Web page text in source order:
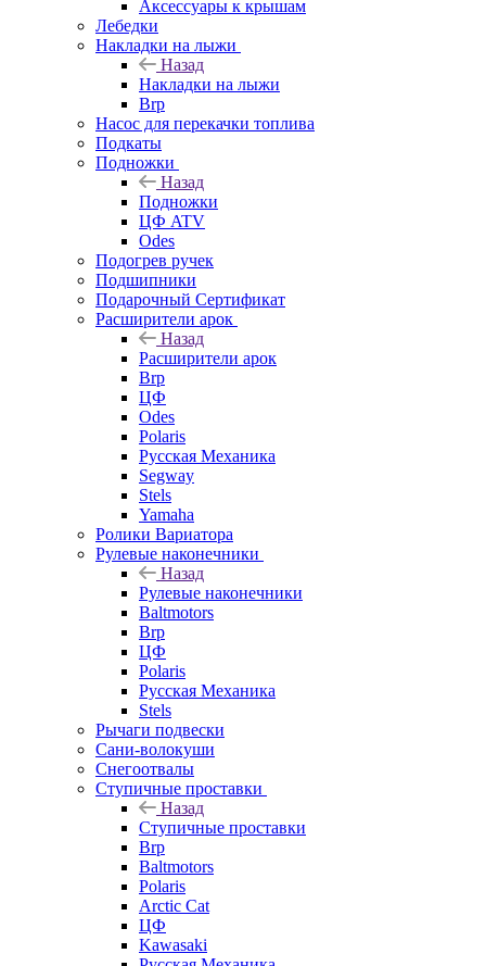
Аксессуары к крышам
Лебедки
Накладки на лыжи
Назад
Накладки на лыжи
Brp
Насос для перекачки топлива
Подкаты
Подножки
Назад
Подножки
ЦФ ATV
Odes
Подогрев ручек
Подшипники
Подарочный Сертификат
Расширители арок
Назад
Расширители арок
Brp
ЦФ
Odes
Polaris
Русская Механика
Segway
Stels
Yamaha
Ролики Вариатора
Рулевые наконечники
Назад
Рулевые наконечники
Baltmotors
Brp
ЦФ
Polaris
Русская Механика
Stels
Рычаги подвески
Сани-волокуши
Снегоотвалы
Ступичные проставки
Назад
Ступичные проставки
Brp
Baltmotors
Polaris
Arctic Cat
ЦФ
Kawasaki